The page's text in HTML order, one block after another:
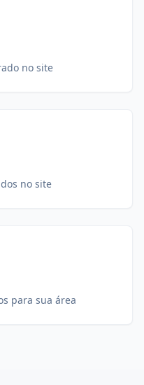
no site
no site
para sua área